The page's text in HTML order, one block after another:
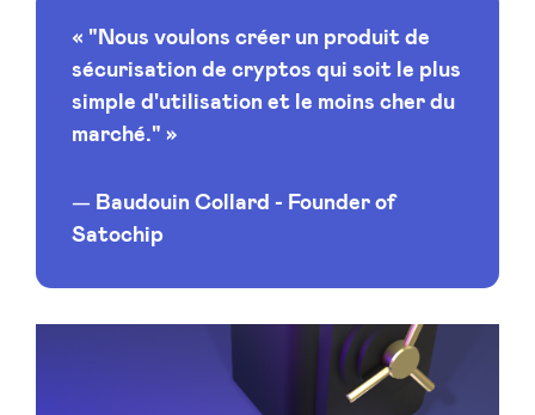
« "Nous voulons créer un produit de
sécurisation de cryptos qui soit le plus
simple d'utilisation et le moins cher du
marché." »
Baudouin Collard - Founder of
Satochip